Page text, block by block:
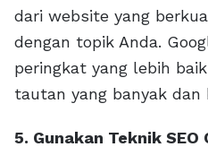
dari website yang
dengan topik Anda.
peringkat yang lebih
tautan yang banyak dan
5. Gunakan Teknik SEO